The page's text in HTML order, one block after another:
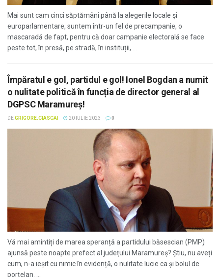
Mai sunt cam cinci săptămâni până la alegerile locale și
europarlamentare, suntem într-un fel de precampanie, o
mascaradă de fapt, pentru că doar campanie electorală se face
peste tot, în presă, pe stradă, în instituții, ...
Împăratul e gol, partidul e gol! Ionel Bogdan a numit
o nulitate politică în funcția de director general al
DGPSC Maramureș!
DEGRIGORE.CIASCAI 20 IULIE 2023 0
Vă mai amintiți de marea speranță a partidului băsescian (PMP)
ajunsă peste noapte prefect al județului Maramureș? Știu, nu aveți
cum, n-a ieșit cu nimic în evidență, o nulitate lucie ca și bolul de
porțelan. ...